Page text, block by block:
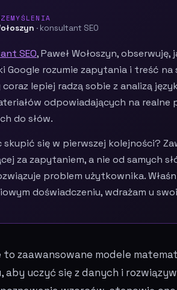
· konsultant SEO
SEO, Paweł Wołoszyn,
Google rozumie zapytania i treść
lepiej radzą sobie z analizą
odpowiadających na
do słów.
skupić się w pierwszej kolejności?
za zapytaniem, a nie od samych
problem użytkownika.
doświadczeniu, wdrażam u
to zaawansowane modele
aby uczyć się z danych i